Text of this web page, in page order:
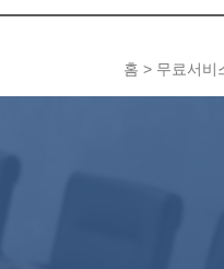
홈 > 무료서비